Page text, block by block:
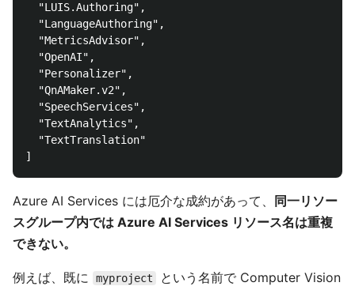
  "LUIS.Authoring",
  "LanguageAuthoring",
  "MetricsAdvisor",
  "OpenAI",
  "Personalizer",
  "QnAMaker.v2",
  "SpeechServices",
  "TextAnalytics",
  "TextTranslation"
Azure AI Services には厄介な成約があって、
同一リソー
スグループ内では Azure AI Services リソース名は重複
できない。
例えば、既に myproject
という名前で Computer Vision